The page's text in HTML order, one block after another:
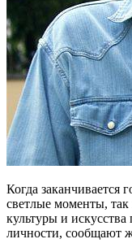
Когда заканчивается
светлые моменты,
культуры и
личности, сообщают